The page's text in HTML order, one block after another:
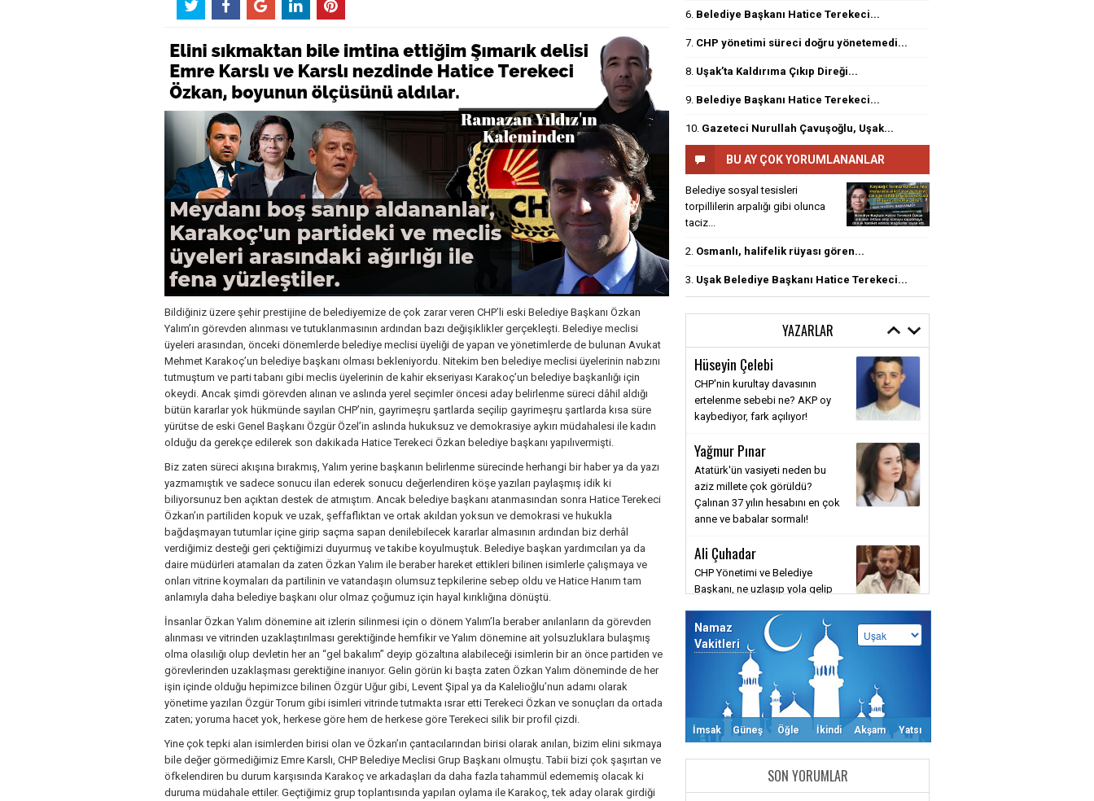
Bildiğiniz üzere şehir prestijine de belediyemize de çok zarar veren CHP’li eski Belediye Başkanı Özkan
Yalım’ın görevden alınması ve tutuklanmasının ardından bazı değişiklikler gerçekleşti. Belediye meclisi
üyeleri arasından, önceki dönemlerde belediye meclisi üyeliği de yapan ve yönetimlerde de bulunan Avukat
Mehmet Karakoç’un belediye başkanı olması bekleniyordu. Nitekim ben belediye meclisi üyelerinin nabzını
tutmuştum ve parti tabanı gibi meclis üyelerinin de kahir ekseriyası Karakoç’un belediye başkanlığı için
okeydi. Ancak şimdi görevden alınan ve aslında yerel seçimler öncesi aday belirlenme süreci dâhil aldığı
bütün kararlar yok hükmünde sayılan CHP’nin, gayrimeşru şartlarda seçilip gayrimeşru şartlarda kısa süre
yürütse de eski Genel Başkanı Özgür Özel’in aslında hukuksuz ve demokrasiye aykırı müdahalesi ile kadın
olduğu da gerekçe edilerek son dakikada Hatice Terekeci Özkan belediye başkanı yapılıvermişti.
Biz zaten süreci akışına bırakmış, Yalım yerine başkanın belirlenme sürecinde herhangi bir haber ya da yazı
yazmamıştık ve sadece sonucu ilan ederek sonucu değerlendiren köşe yazıları paylaşmış idik ki
biliyorsunuz ben açıktan destek de atmıştım. Ancak belediye başkanı atanmasından sonra Hatice Terekeci
Özkan’ın partiliden kopuk ve uzak, şeffaflıktan ve ortak akıldan yoksun ve demokrasi ve hukukla
bağdaşmayan tutumlar içine girip saçma sapan denilebilecek kararlar almasının ardından biz derhâl
verdiğimiz desteği geri çektiğimizi duyurmuş ve takibe koyulmuştuk. Belediye başkan yardımcıları ya da
daire müdürleri atamaları da zaten Özkan Yalım ile beraber hareket ettikleri bilinen isimlerle çalışmaya ve
onları vitrine koymaları da partilinin ve vatandaşın olumsuz tepkilerine sebep oldu ve Hatice Hanım tam
anlamıyla daha belediye başkanı olur olmaz çoğumuz için hayal kırıklığına dönüştü.
İnsanlar Özkan Yalım dönemine ait izlerin silinmesi için o dönem Yalım’la beraber anılanların da görevden
alınması ve vitrinden uzaklaştırılması gerektiğinde hemfikir ve Yalım dönemine ait yolsuzluklara bulaşmış
olma olasılığı olup devletin her an “gel bakalım” deyip gözaltına alabileceği isimlerin bir an önce partiden ve
görevlerinden uzaklaşması gerektiğine inanıyor. Gelin görün ki başta zaten Özkan Yalım döneminde de her
işin içinde olduğu hepimizce bilinen Özgür Uğur gibi, Levent Şipal ya da Kalelioğlu’nun adamı olarak
yönetime yazılan Özgür Torum gibi isimleri vitrinde tutmakta ısrar etti Terekeci Özkan ve sonuçları da ortada
zaten; yoruma hacet yok, herkese göre hem de herkese göre Terekeci silik bir profil çizdi.
Yine çok tepki alan isimlerden birisi olan ve Özkan’ın çantacılarından birisi olarak anılan, bizim elini sıkmaya
bile değer görmediğimiz Emre Karslı, CHP Belediye Meclisi Grup Başkanı olmuştu. Tabii bizi çok şaşırtan ve
öfkelendiren bu durum karşısında Karakoç ve arkadaşları da daha fazla tahammül edememiş olacak ki
duruma müdahale ettiler. Geçtiğimiz grup toplantısında yapılan oylama ile Karakoç, tek aday olarak girdiği
6. Belediye Başkanı Hatice Terekeci...
7. CHP yönetimi süreci doğru yönetemedi...
8. Uşak’ta Kaldırıma Çıkıp Direği...
9. Belediye Başkanı Hatice Terekeci...
10. Gazeteci Nurullah Çavuşoğlu, Uşak...
BU AY ÇOK YORUMLANANLAR
Belediye sosyal tesisleri
torpillilerin arpalığı gibi olunca
taciz...
2. Osmanlı, halifelik rüyası gören...
3. Uşak Belediye Başkanı Hatice Terekeci...
YAZARLAR
Hüseyin Çelebi
CHP'nin kurultay davasının
ertelenme sebebi ne? AKP oy
kaybediyor, fark açılıyor!
Yağmur Pınar
Atatürk'ün vasiyeti neden bu
aziz millete çok görüldü?
Çalınan 37 yılın hesabını en çok
anne ve babalar sormalı!
Ali Çuhadar
CHP Yönetimi ve Belediye
Başkanı, ne uzlaşıp yola gelip
savunma yazıp savaşmaya
değmezsiniz
Namaz
Vakitleri
İmsak Güneş Öğle İkindi Akşam Yatsı
SON YORUMLAR